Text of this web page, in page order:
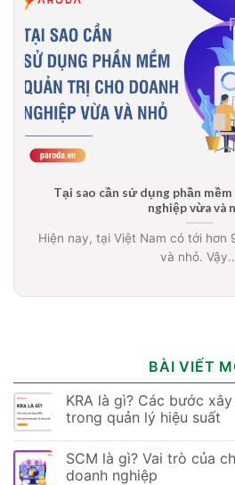
Tại sao cần sử dụng phần
nghiệp vừa và
Hiện nay, tại Việt Nam có tới hơn
và nhỏ.
BÀI VIẾT
KRA là gì? Các bước
trong quản lý hiệu suất
SCM là gì? Vai trò của
doanh nghiệp